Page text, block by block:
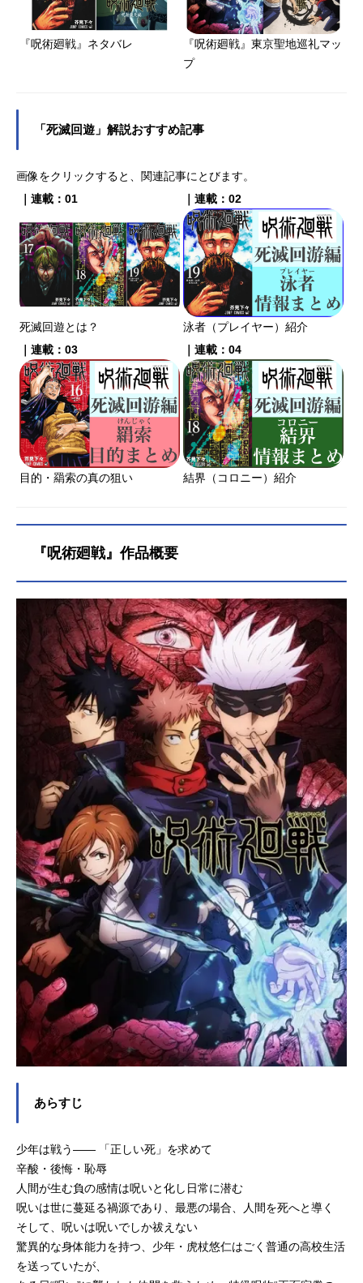
『呪術廻戦』ネタバレ
『呪術廻戦』東京聖地巡礼マッ
プ
「死滅回遊」解説おすすめ記事
画像をクリックすると、関連記事にとびます。
｜連載：01
死滅回遊とは？
｜連載：02
泳者（プレイヤー）紹介
｜連載：03
目的・羂索の真の狙い
｜連載：04
結界（コロニー）紹介
『呪術廻戦』作品概要
あらすじ
少年は戦う―― 「正しい死」を求めて
辛酸・後悔・恥辱
人間が生む負の感情は呪いと化し日常に潜む
呪いは世に蔓延る禍源であり、最悪の場合、人間を死へと導く
そして、呪いは呪いでしか祓えない
驚異的な身体能力を持つ、少年・虎杖悠仁はごく普通の高校生活
を送っていたが、